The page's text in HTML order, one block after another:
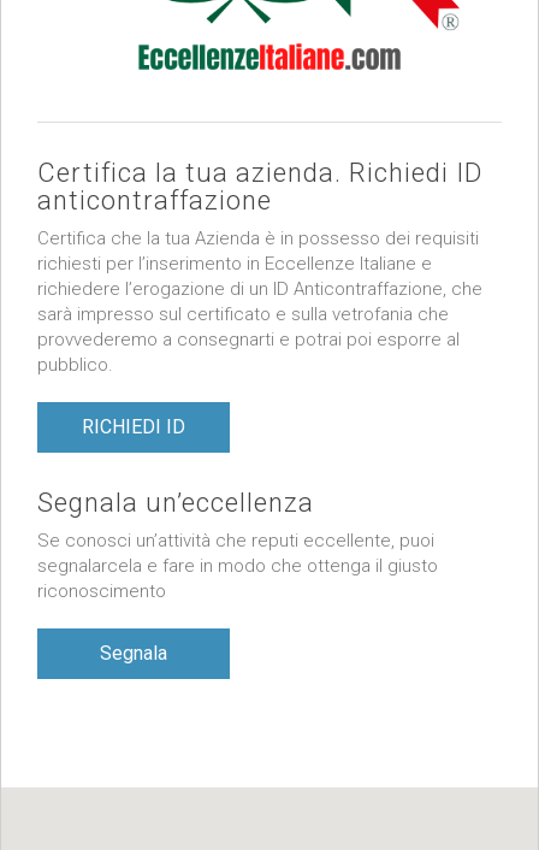
Certifica la tua azienda. Richiedi ID
anticontraffazione
Certifica che la tua Azienda è in possesso dei requisiti
richiesti per l’inserimento in Eccellenze Italiane e
richiedere l’erogazione di un ID Anticontraffazione, che
sarà impresso sul certificato e sulla vetrofania che
provvederemo a consegnarti e potrai poi esporre al
pubblico.
RICHIEDI ID
Segnala un’eccellenza
Se conosci un’attività che reputi eccellente, puoi
segnalarcela e fare in modo che ottenga il giusto
riconoscimento
Segnala